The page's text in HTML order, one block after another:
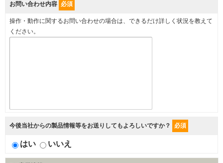
お問い合わせ内容 必須
操作・動作に関するお問い合わせの場合は、できるだけ詳しく状況を教えて
ください。
今後当社からの製品情報等をお送りしてもよろしいですか？ 必須
はい いいえ